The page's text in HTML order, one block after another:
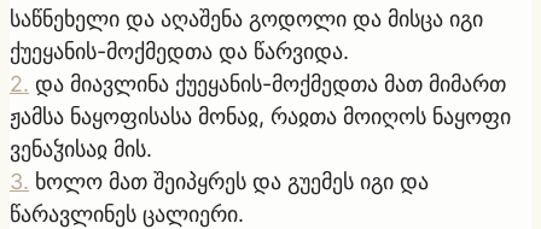
საწნეხელი და აღაშენა გოდოლი და მისცა იგი
ქუეყანის-მოქმედთა და წარვიდა.
2. და მიავლინა ქუეყანის-მოქმედთა მათ მიმართ
ჟამსა ნაყოფისასა მონაჲ, რაჲთა მოიღოს ნაყოფი
ვენაჴისაჲ მის.
3. ხოლო მათ შეიპყრეს და გუემეს იგი და
წარავლინეს ცალიერი.